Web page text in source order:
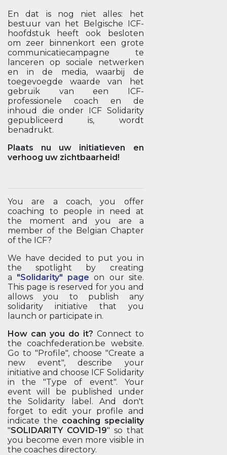
En dat is nog niet alles: het
bestuur van het Belgische ICF-
hoofdstuk heeft ook besloten
om zeer binnenkort een grote
communicatiecampagne te
lanceren op sociale netwerken
en in de media, waarbij de
toegevoegde waarde van het
gebruik van een ICF-
professionele coach en de
inhoud die onder ICF Solidarity
gepubliceerd is, wordt
benadrukt.
Plaats nu uw initiatieven en
verhoog uw zichtbaarheid!
You are a coach, you offer
coaching to people in need at
the moment and you are a
member of the Belgian Chapter
of the ICF?
We have decided to put you in
the spotlight by creating
a "Solidarity" page on our site.
This page is reserved for you and
allows you to publish any
solidarity initiative that you
launch or participate in.
How can you do it? Connect to
the coachfederation.be website.
Go to "Profile", choose "Create a
new event", describe your
initiative and choose ICF Solidarity
in the "Type of event". Your
event will be published under
the Solidarity label. And don't
forget to edit your profile and
indicate the coaching speciality
"SOLIDARITY COVID-19" so that
you become even more visible in
the coaches directory.